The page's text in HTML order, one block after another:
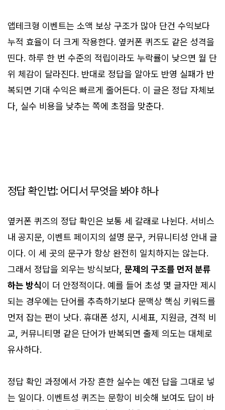
앱테크형 이벤트는 소액 보상 구조가 많아 단건 수익보다
누적 효율이 더 크게 작용한다. 옆커폰 퀴즈도 같은 성격을
띤다. 하루 한 번 수준의 적립이라도 누락률이 낮으면 월 단
위 체감이 달라진다. 반대로 정답을 알아도 반영 실패가 반
복되면 기대 수익은 빠르게 줄어든다. 이 글은 정답 자체보
다, 실수 비용을 낮추는 쪽에 초점을 맞춘다.
정답 확인법: 어디서 무엇을 봐야 하나
옆커폰 퀴즈의 정답 확인은 보통 세 갈래로 나뉜다. 서비스
내 공지문, 이벤트 페이지의 설명 문구, 커뮤니티성 안내 글
이다. 이 세 곳의 문구가 항상 완전히 일치하지는 않는다.
그래서 정답을 외우는 방식보다, 문제의 구조를 먼저 분류
하는 방식이 더 안정적이다. 예를 들어 초성 몇 글자만 제시
되는 경우에는 단어를 추측하기보다 문맥상 핵심 키워드를
먼저 잡는 편이 낫다. 휴대폰 성지, 시세표, 지원금, 견적 비
교, 커뮤니티명 같은 단어가 반복되면 출제 의도는 대체로
유사하다.
정답 확인 과정에서 가장 흔한 실수는 예전 답을 그대로 넣
는 일이다. 이벤트성 퀴즈는 문항이 비슷해 보여도 답이 바